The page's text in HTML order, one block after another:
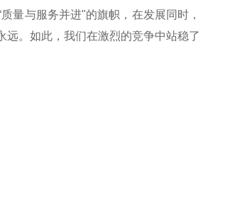
量与服务并进"的旗帜，在发展同时，
。如此，我们在激烈的竞争中站稳了